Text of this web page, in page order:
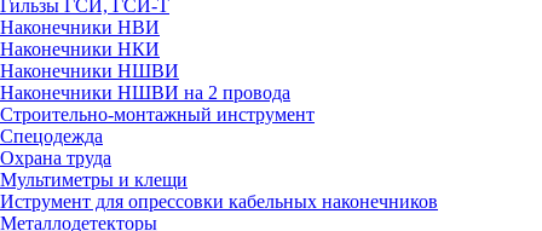
Гильзы ГСИ, ГСИ-Т
Наконечники НВИ
Наконечники НКИ
Наконечники НШВИ
Наконечники НШВИ на 2 провода
Строительно-монтажный инструмент
Спецодежда
Охрана труда
Мультиметры и клещи
Иструмент для опрессовки кабельных наконечников
Металлодетекторы